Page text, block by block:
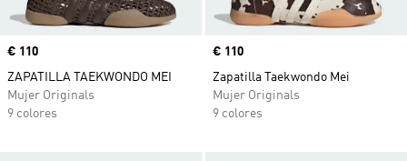
Precio
€ 110
ZAPATILLA TAEKWONDO MEI
Mujer Originals
9 colores
Precio
€ 110
Zapatilla Taekwondo Mei
Mujer Originals
9 colores